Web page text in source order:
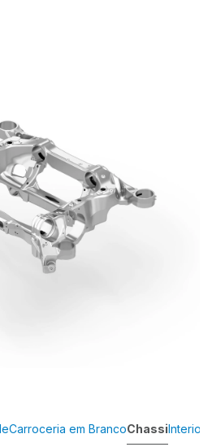
Carroceria em BrancoChassiInterior